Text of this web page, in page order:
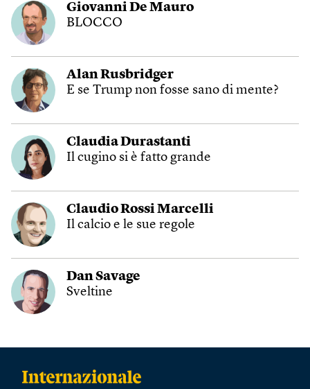
Giovanni De Mauro
BLOCCO
Alan Rusbridger
E se Trump non fosse sano di mente?
Claudia Durastanti
Il cugino si è fatto grande
Claudio Rossi Marcelli
Il calcio e le sue regole
Dan Savage
Sveltine